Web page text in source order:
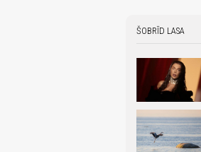
ŠOBRĪD LASA